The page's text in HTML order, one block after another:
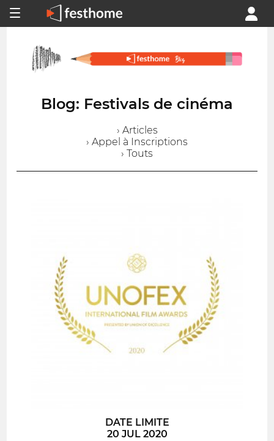
Blog: Festivals de cinéma
› Articles
› Appel à Inscriptions
› Touts
DATE LIMITE
20 JUL 2020